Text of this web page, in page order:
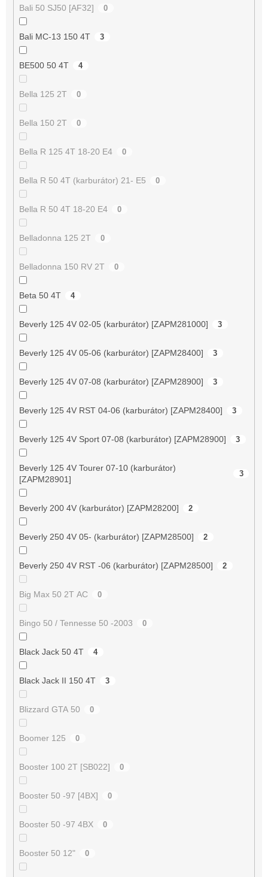
Bali 50 SJ50 [AF32] 0
Bali MC-13 150 4T 3
BE500 50 4T 4
Bella 125 2T 0
Bella 150 2T 0
Bella R 125 4T 18-20 E4 0
Bella R 50 4T (karburátor) 21- E5 0
Bella R 50 4T 18-20 E4 0
Belladonna 125 2T 0
Belladonna 150 RV 2T 0
Beta 50 4T 4
Beverly 125 4V 02-05 (karburátor) [ZAPM281000] 3
Beverly 125 4V 05-06 (karburátor) [ZAPM28400] 3
Beverly 125 4V 07-08 (karburátor) [ZAPM28900] 3
Beverly 125 4V RST 04-06 (karburátor) [ZAPM28400] 3
Beverly 125 4V Sport 07-08 (karburátor) [ZAPM28900] 3
Beverly 125 4V Tourer 07-10 (karburátor)
[ZAPM28901]
3
Beverly 200 4V (karburátor) [ZAPM28200] 2
Beverly 250 4V 05- (karburátor) [ZAPM28500] 2
Beverly 250 4V RST -06 (karburátor) [ZAPM28500] 2
Big Max 50 2T AC 0
Bingo 50 / Tennesse 50 -2003 0
Black Jack 50 4T 4
Black Jack II 150 4T 3
Blizzard GTA 50 0
Boomer 125 0
Booster 100 2T [SB022] 0
Booster 50 -97 [4BX] 0
Booster 50 -97 4BX 0
Booster 50 12" 0